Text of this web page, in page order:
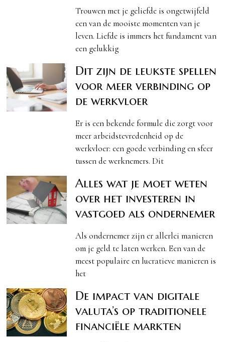
Trouwen met je geliefde is ongetwijfeld
een van de mooiste momenten van je
leven. Liefde is immers het fundament van
een gelukkig
Dit zijn de leukste spellen
voor meer verbinding op
de werkvloer
Er is een bekende formule die zorgt voor
meer arbeidstevredenheid op de
werkvloer: een goede verbinding en sfeer
tussen de werknemers. Dit
Alles wat je moet weten
over het investeren in
vastgoed als ondernemer
Als ondernemer zijn er allerlei manieren
om je geld te laten werken. Een van de
meest populaire en lucratieve manieren is
het
De impact van digitale
valuta’s op traditionele
financiële markten